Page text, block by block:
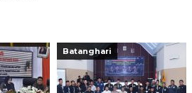
Batanghari